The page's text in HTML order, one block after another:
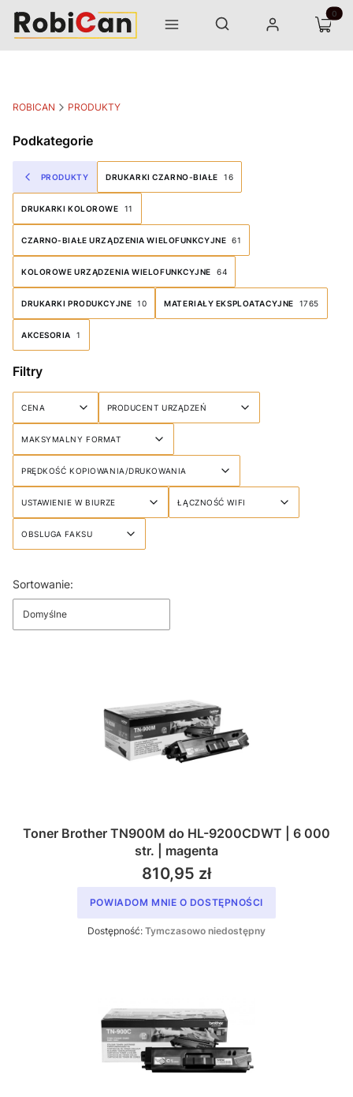
Menu Otwórz wyszukiwarkę
Szukaj Zaloguj się Koszyk
ROBICAN PRODUKTY
Podkategorie
PRODUKTY DRUKARKI CZARNO-BIAŁE 16
DRUKARKI KOLOROWE 11
CZARNO-BIAŁE URZĄDZENIA WIELOFUNKCYJNE 61
KOLOROWE URZĄDZENIA WIELOFUNKCYJNE 64
DRUKARKI PRODUKCYJNE 10 MATERIAŁY EKSPLOATACYJNE 1765
AKCESORIA 1
Filtry
CENA PRODUCENT URZĄDZEŃ
MAKSYMALNY FORMAT
PRĘDKOŚĆ KOPIOWANIA/DRUKOWANIA
USTAWIENIE W BIURZE ŁĄCZNOŚĆ WIFI
OBSLUGA FAKSU
Lista produktów
Sortowanie:
Domyślne
Toner Brother TN900M do HL-9200CDWT | 6 000
str. | magenta
810,95 zł
POWIADOM MNIE O DOSTĘPNOŚCI
Dostępność: Tymczasowo niedostępny